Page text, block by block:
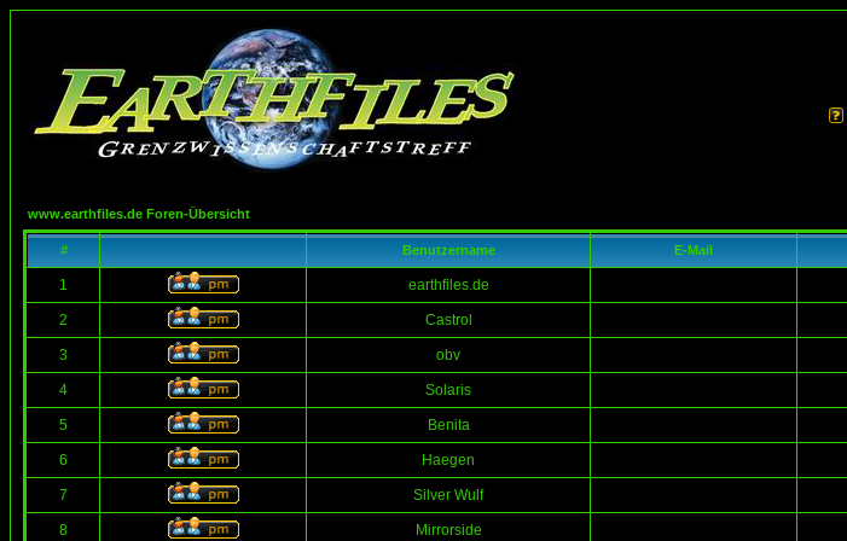
www.earthfiles.de Foren-Übersicht
# Benutzername E-Mail
1 earthfiles.de
2 Castrol
3 obv
4 Solaris
5 Benita
6 Haegen
7 Silver Wulf
8 Mirrorside